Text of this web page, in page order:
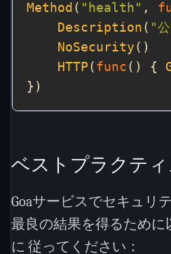
Method ( "health" ,
Description ( "
NoSecurity
HTTP ( func () {
ベストプラクティ
Goaサービスでセキュリ
最良の結果を得るために
に 従ってください：